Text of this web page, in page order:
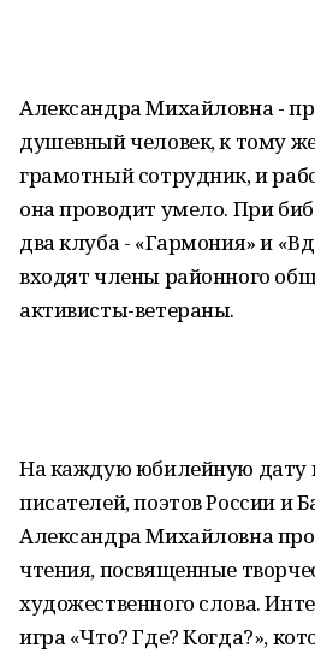
Александра Михайловна -
душевный человек, к тому
грамотный сотрудник, и
она проводит умело. При
два клуба - «Гармония» и
входят члены районного
активисты-ветераны.
На каждую юбилейную дату
писателей, поэтов России и
Александра Михайловна
чтения, посвященные
художественного слова.
игра «Что? Где? Когда?»,